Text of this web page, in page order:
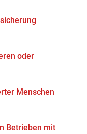
oder
Menschen
Betrieben mit